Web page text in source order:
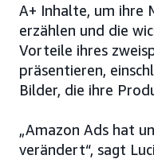
A+ Inhalte, um ihre
erzählen und die
Vorteile ihres
präsentieren,
Bilder, die ihre
„Amazon Ads hat
verändert“, sagt